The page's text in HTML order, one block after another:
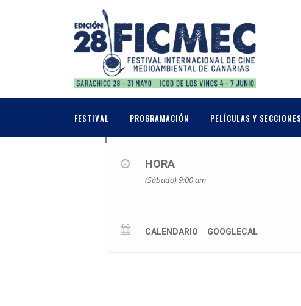
FESTIVAL PROGRAMACIÓN PELÍCULAS Y SECCIONES
JUNIO, 2025
HORA
(Sábado) 9:00 am
CALENDARIO GOOGLECAL